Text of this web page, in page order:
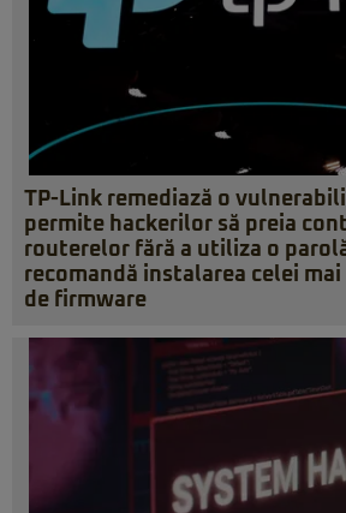
TP-Link remediază o
permite hackerilor să preia
routerelor fără a utiliza o
recomandă instalarea celei
de firmware